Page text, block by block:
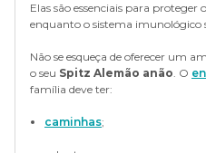
Elas são essenciais para proteger
enquanto o sistema imunológico
Não se esqueça de oferecer um
o seu Spitz Alemão anão. O
família deve ter:
caminhas;